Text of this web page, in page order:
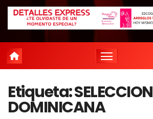
Etiqueta:SELECCION
DOMINICANA